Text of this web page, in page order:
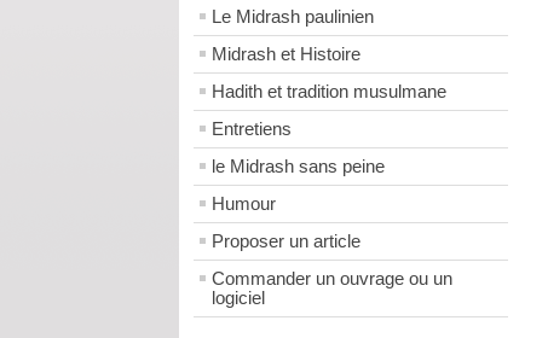
Le Midrash paulinien
Midrash et Histoire
Hadith et tradition musulmane
Entretiens
le Midrash sans peine
Humour
Proposer un article
Commander un ouvrage ou un
logiciel